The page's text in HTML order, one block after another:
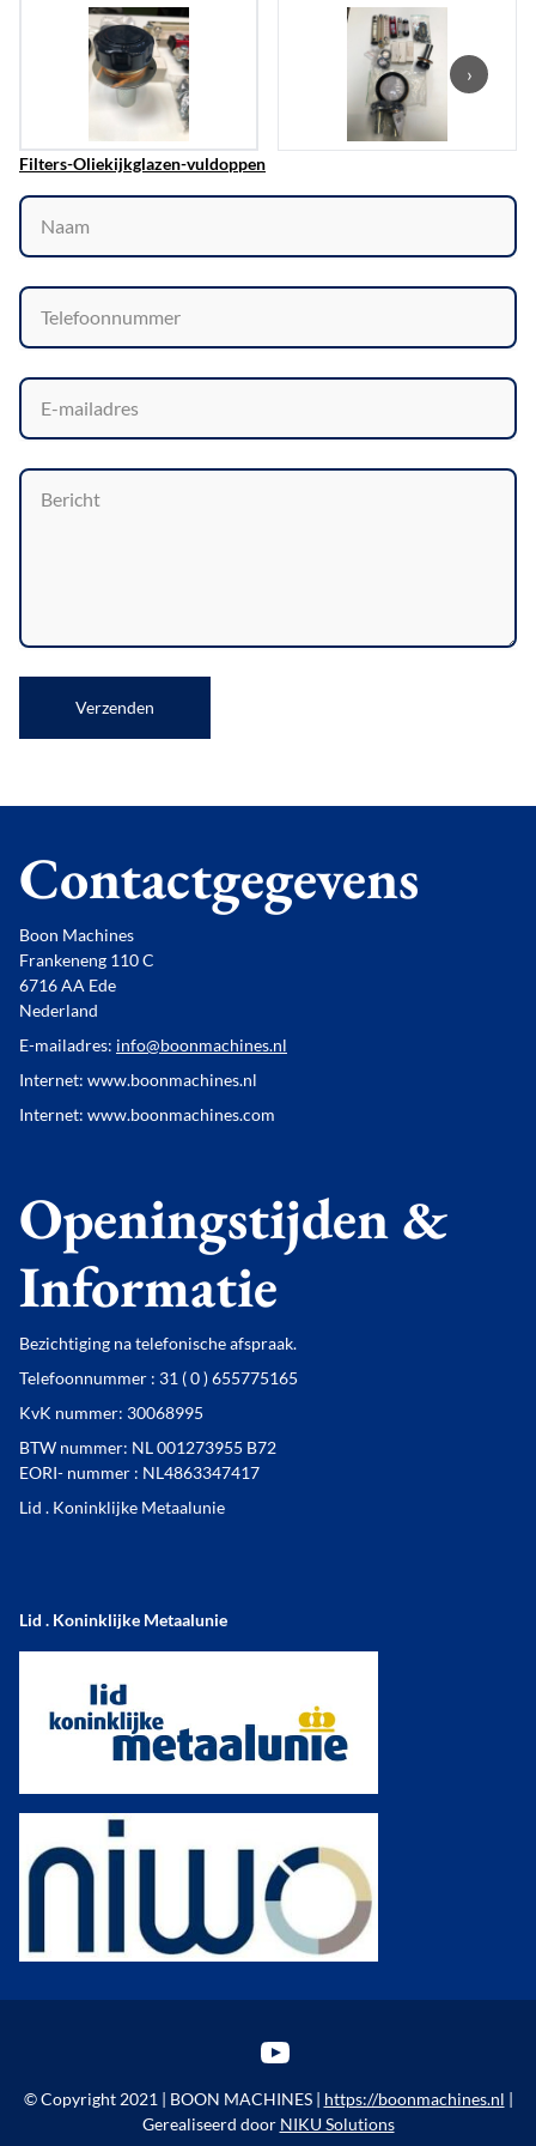
›
Filters-Oliekijkglazen-vuldoppen
Verzenden
Contactgegevens
Boon Machines
Frankeneng 110 C
6716 AA Ede
Nederland
E-mailadres: info@boonmachines.nl
Internet: www.boonmachines.nl
Internet: www.boonmachines.com
Openingstijden &
Informatie
Bezichtiging na telefonische afspraak.
Telefoonnummer : 31 ( 0 ) 655775165
KvK nummer: 30068995
BTW nummer: NL 001273955 B72
EORI- nummer : NL4863347417
Lid . Koninklijke Metaalunie
Lid . Koninklijke Metaalunie
YouTube
© Copyright 2021 | BOON MACHINES | https://boonmachines.nl |
Gerealiseerd door NIKU Solutions